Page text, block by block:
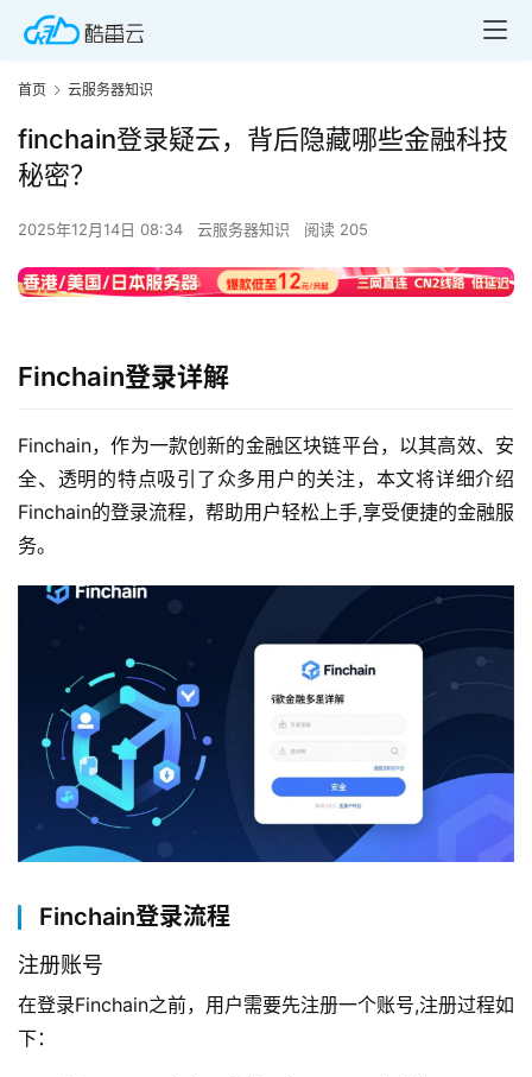
首页 云服务器知识
finchain登录疑云，背后隐藏哪些金融科技
秘密？
2025年12月14日 08:34 云服务器知识 阅读 205
Finchain登录详解
Finchain，作为一款创新的金融区块链平台，以其高效、安
全、透明的特点吸引了众多用户的关注，本文将详细介绍
Finchain的登录流程，帮助用户轻松上手,享受便捷的金融服
务。
Finchain登录流程
注册账号
在登录Finchain之前，用户需要先注册一个账号,注册过程如
下：